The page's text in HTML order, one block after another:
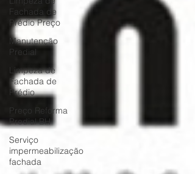
Fachada de
Prédio Preço
Manutenção
Predial
Limpeza de
Fachada de
Prédio
Preço Reforma
Predial BH
Serviço
impermeabilização
fachada